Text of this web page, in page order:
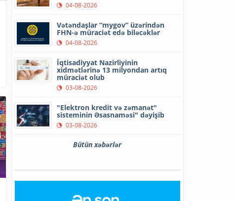
04-08-2026
Vətəndaşlar “mygov” üzərindən
FHN-ə müraciət edə biləcəklər
04-08-2026
İqtisadiyyat Nazirliyinin
xidmətlərinə 13 milyondan artıq
müraciət olub
03-08-2026
"Elektron kredit və zəmanət"
sisteminin Əsasnaməsi" dəyişib
03-08-2026
Bütün xəbərlər